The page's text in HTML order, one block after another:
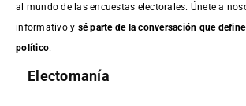
al mundo de las encuestas electorales. Únete a
informativo y sé parte de la conversación que
político.
Electomanía